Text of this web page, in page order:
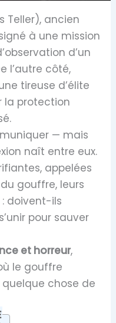
Teller), ancien
à une mission
d’un
l’autre côté,
tireuse d’élite
la protection
— mais
naît entre eux.
appelées
gouffre, leurs
doivent-ils
pour sauver
et horreur,
le gouffre
chose de